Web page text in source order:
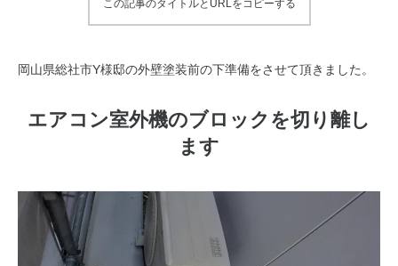
この記事のタイトルとURLをコピーする
岡山県総社市Y様邸の外壁塗装前の下準備をさせて頂きました。
エアコン室外機のブロックを切り離し
ます